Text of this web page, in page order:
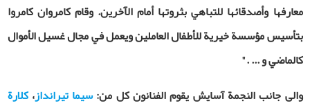
معارفها وأصدقائها للتباهي بثروتها أمام الآخرين. وقام كامروان كامروا
بتأسيس مؤسسة خيرية للأطفال العاملين ويعمل في مجال غسيل الأموال
كالماضي و ... ."
والى جانب النجمة آسايش يقوم الفنانون كل من:سيما تيرانداز،كلارة